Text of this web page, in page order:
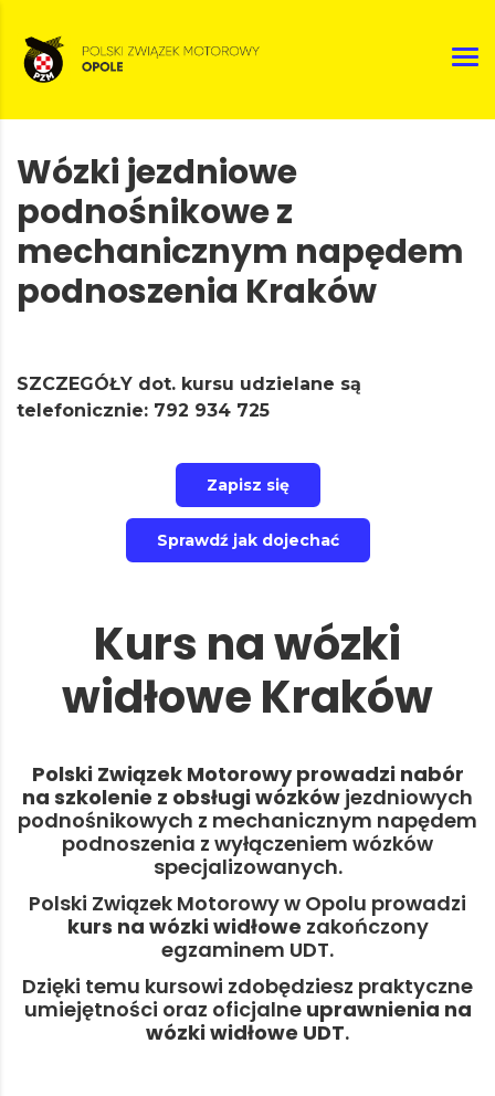
Wózki jezdniowe
podnośnikowe z
mechanicznym napędem
podnoszenia Kraków
SZCZEGÓŁY dot. kursu udzielane są
telefonicznie: 792 934 725
Zapisz się
Sprawdź jak dojechać
Kurs na wózki
widłowe Kraków
Polski Związek Motorowy prowadzi nabór
na szkolenie z obsługi wózków jezdniowych
podnośnikowych z mechanicznym napędem
podnoszenia z wyłączeniem wózków
specjalizowanych.
Polski Związek Motorowy w Opolu prowadzi
kurs na wózki widłowe zakończony
egzaminem UDT.
Dzięki temu kursowi zdobędziesz praktyczne
umiejętności oraz oficjalne uprawnienia na
wózki widłowe UDT.